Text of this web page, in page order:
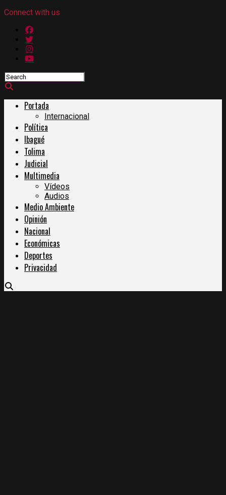
Connect with us
Portada
Internacional
Política
Ibagué
Tolima
Judicial
Multimedia
Vídeos
Audios
Medio Ambiente
Opinión
Nacional
Económicas
Deportes
Privacidad